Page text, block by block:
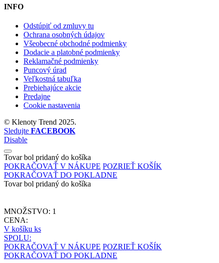
INFO
Odstúpiť od zmluvy tu
Ochrana osobných údajov
Všeobecné obchodné podmienky
Dodacie a platobné podmienky
Reklamačné podmienky
Puncový úrad
Veľkostná tabuľka
Prebiehajúce akcie
Predajne
Cookie nastavenia
© Klenoty Trend 2025.
Sledujte FACEBOOK
Disable
Tovar bol pridaný do košíka
POKRAČOVAŤ V NÁKUPE POZRIEŤ KOŠÍK
POKRAČOVAŤ DO POKLADNE
Tovar bol pridaný do košíka
MNOŽSTVO: 1
CENA:
V košíku ks
SPOLU:
POKRAČOVAŤ V NÁKUPE POZRIEŤ KOŠÍK
POKRAČOVAŤ DO POKLADNE